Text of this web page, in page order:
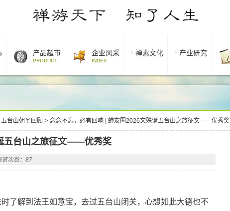
产品超市
PRODUCT
企业风采
INDEX
禅素文化 产业研究
五台山朝圣回顾 > 念念不忘，必有回响 | 蝉友圈2026文殊诞五台山之旅征文——优秀奖
五台山之旅征文——优秀奖
览次数：87
了解到法王如意宝，去过五台山闭关，心想如此大德也不